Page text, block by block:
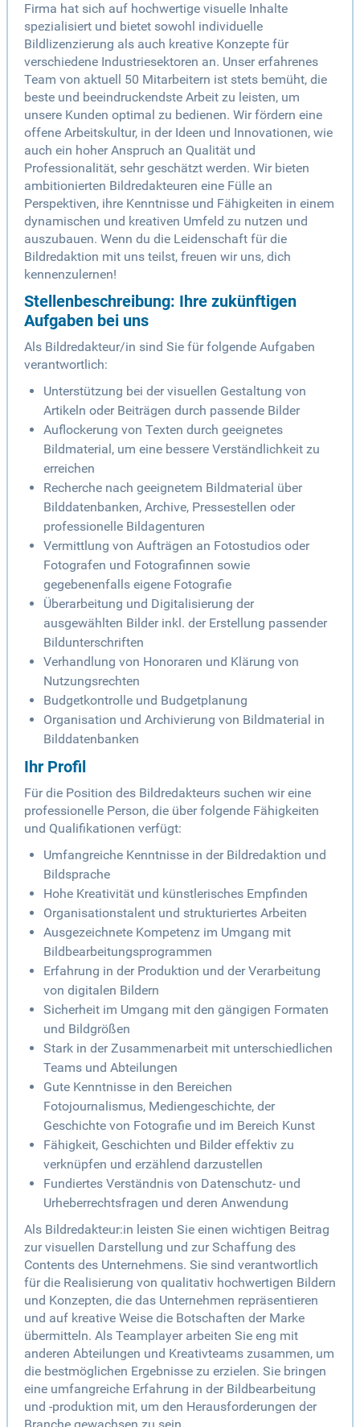
Firma hat sich auf hochwertige visuelle Inhalte
spezialisiert und bietet sowohl individuelle
Bildlizenzierung als auch kreative Konzepte für
verschiedene Industriesektoren an. Unser erfahrenes
Team von aktuell 50 Mitarbeitern ist stets bemüht, die
beste und beeindruckendste Arbeit zu leisten, um
unsere Kunden optimal zu bedienen. Wir fördern eine
offene Arbeitskultur, in der Ideen und Innovationen, wie
auch ein hoher Anspruch an Qualität und
Professionalität, sehr geschätzt werden. Wir bieten
ambitionierten Bildredakteuren eine Fülle an
Perspektiven, ihre Kenntnisse und Fähigkeiten in einem
dynamischen und kreativen Umfeld zu nutzen und
auszubauen. Wenn du die Leidenschaft für die
Bildredaktion mit uns teilst, freuen wir uns, dich
kennenzulernen!
Stellenbeschreibung: Ihre zukünftigen
Aufgaben bei uns
Als Bildredakteur/in sind Sie für folgende Aufgaben
verantwortlich:
Unterstützung bei der visuellen Gestaltung von
Artikeln oder Beiträgen durch passende Bilder
Auflockerung von Texten durch geeignetes
Bildmaterial, um eine bessere Verständlichkeit zu
erreichen
Recherche nach geeignetem Bildmaterial über
Bilddatenbanken, Archive, Pressestellen oder
professionelle Bildagenturen
Vermittlung von Aufträgen an Fotostudios oder
Fotografen und Fotografinnen sowie
gegebenenfalls eigene Fotografie
Überarbeitung und Digitalisierung der
ausgewählten Bilder inkl. der Erstellung passender
Bildunterschriften
Verhandlung von Honoraren und Klärung von
Nutzungsrechten
Budgetkontrolle und Budgetplanung
Organisation und Archivierung von Bildmaterial in
Bilddatenbanken
Ihr Profil
Für die Position des Bildredakteurs suchen wir eine
professionelle Person, die über folgende Fähigkeiten
und Qualifikationen verfügt:
Umfangreiche Kenntnisse in der Bildredaktion und
Bildsprache
Hohe Kreativität und künstlerisches Empfinden
Organisationstalent und strukturiertes Arbeiten
Ausgezeichnete Kompetenz im Umgang mit
Bildbearbeitungsprogrammen
Erfahrung in der Produktion und der Verarbeitung
von digitalen Bildern
Sicherheit im Umgang mit den gängigen Formaten
und Bildgrößen
Stark in der Zusammenarbeit mit unterschiedlichen
Teams und Abteilungen
Gute Kenntnisse in den Bereichen
Fotojournalismus, Mediengeschichte, der
Geschichte von Fotografie und im Bereich Kunst
Fähigkeit, Geschichten und Bilder effektiv zu
verknüpfen und erzählend darzustellen
Fundiertes Verständnis von Datenschutz- und
Urheberrechtsfragen und deren Anwendung
Als Bildredakteur:in leisten Sie einen wichtigen Beitrag
zur visuellen Darstellung und zur Schaffung des
Contents des Unternehmens. Sie sind verantwortlich
für die Realisierung von qualitativ hochwertigen Bildern
und Konzepten, die das Unternehmen repräsentieren
und auf kreative Weise die Botschaften der Marke
übermitteln. Als Teamplayer arbeiten Sie eng mit
anderen Abteilungen und Kreativteams zusammen, um
die bestmöglichen Ergebnisse zu erzielen. Sie bringen
eine umfangreiche Erfahrung in der Bildbearbeitung
und -produktion mit, um den Herausforderungen der